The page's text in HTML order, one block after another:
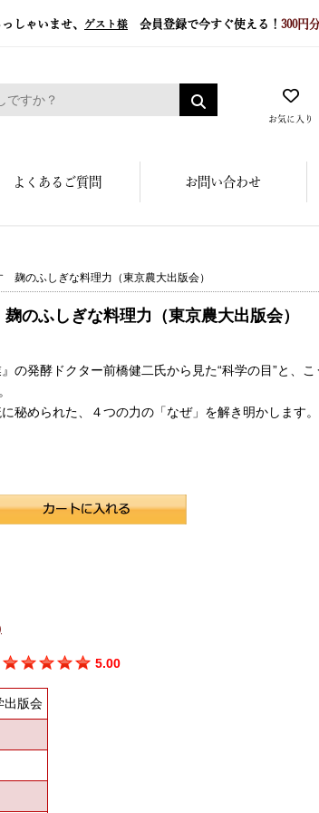
しゃいませ、 ゲスト様 会員登録で今すぐ使える！ 300円
三百余年の味
お気に入り
よくあるご質問 お問い合わせ
麹のふしぎな料理力（東京農大出版会）
のふしぎな料理力（東京農大出版会）
』の発酵ドクター前橋健二氏から見た“科学の目”と、
秘められた、４つの力の「なぜ」を解き明かします。
5.00
出版会